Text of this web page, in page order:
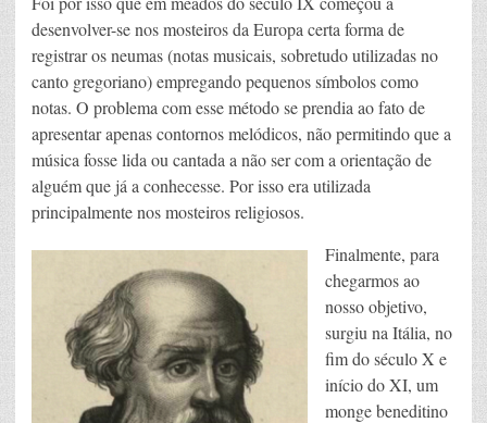
desenvolver-se nos mosteiros da Europa certa forma de
registrar os neumas (notas musicais, sobretudo utilizadas no
canto gregoriano) empregando pequenos símbolos como
notas. O problema com esse método se prendia ao fato de
apresentar apenas contornos melódicos, não permitindo que a
música fosse lida ou cantada a não ser com a orientação de
alguém que já a conhecesse. Por isso era utilizada
principalmente nos mosteiros religiosos.
Finalmente, para
chegarmos ao
nosso objetivo,
surgiu na Itália, no
fim do século X e
início do XI, um
monge beneditino